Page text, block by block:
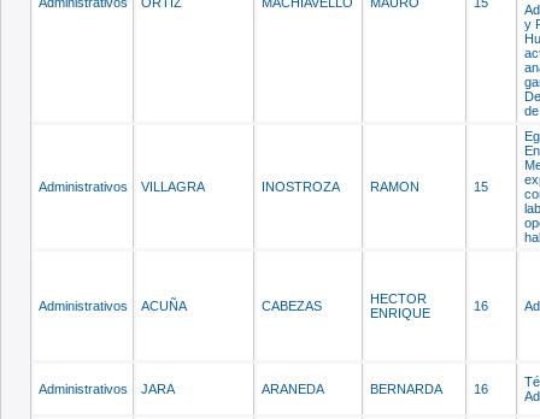
y
Administrativos VILLAGRA INOSTROZA RAMON 15
Administrativos ACUÑA CABEZAS
HECTOR
ENRIQUE
16
Administrativos JARA ARANEDA BERNARDA 16